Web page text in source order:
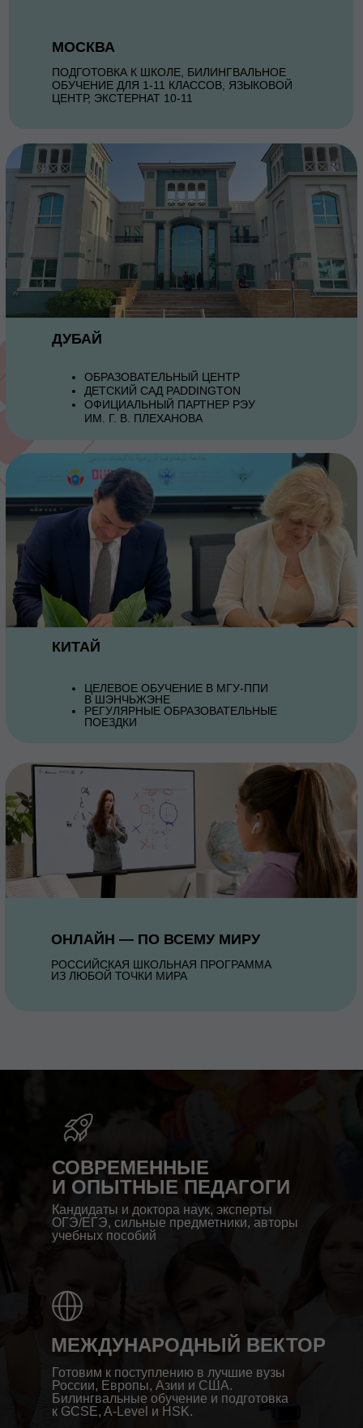
ОБРАЗОВАТЕЛЬНЫЙ ЦЕНТР
ДЕТСКИЙ САД PADDINGTON
ОФИЦИАЛЬНЫЙ ПАРТНЕР РЭУ
ИМ. Г. В. ПЛЕХАНОВА
ЦЕЛЕВОЕ ОБУЧЕНИЕ В МГУ-ППИ
В ШЭНЧЬЖЭНЕ
РЕГУЛЯРНЫЕ ОБРАЗОВАТЕЛЬНЫЕ
ПОЕЗДКИ
ДУБАЙ
КИТАЙ
РОССИЙСКАЯ ШКОЛЬНАЯ ПРОГРАММА
ИЗ ЛЮБОЙ ТОЧКИ МИРА
ОНЛАЙН — ПО ВСЕМУ МИРУ
МОСКВА
ПОДГОТОВКА К ШКОЛЕ, БИЛИНГВАЛЬНОЕ
ОБУЧЕНИЕ ДЛЯ 1-11 КЛАССОВ, ЯЗЫКОВОЙ
ЦЕНТР, ЭКСТЕРНАТ 10-11
СОВРЕМЕННЫЕ
И ОПЫТНЫЕ ПЕДАГОГИ
МЕЖДУНАРОДНЫЙ ВЕКТОР
Готовим к поступлению в лучшие вузы
России, Европы, Азии и США.
Билингвальные обучение и подготовка
к GCSE, A-Level и HSK.
Кандидаты и доктора наук, эксперты
ОГЭ/ЕГЭ, сильные предметники, авторы
учебных пособий